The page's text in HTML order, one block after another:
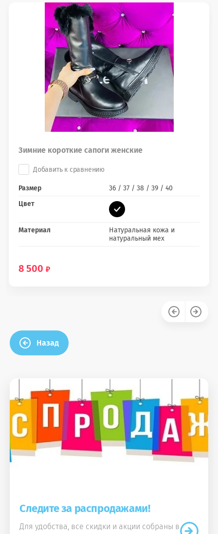
Зимние короткие сапоги женские
Добавить к сравнению
Размер
36 / 37 / 38 / 39 / 40
Цвет
Материал
Натуральная кожа и
натуральный мех
8 500
Назад
Следите за распродажами!
Для удобства, все скидки и акции собраны в